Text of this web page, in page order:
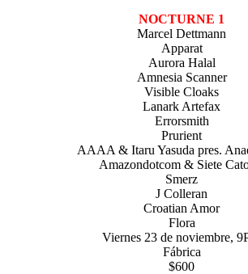
NOCTURNE 1
Marcel Dettmann
Apparat
Aurora Halal
Amnesia Scanner
Visible Cloaks
Lanark Artefax
Errorsmith
Prurient
AAAA & Itaru Yasuda pres.
Amazondotcom & Siete
Smerz
J Colleran
Croatian Amor
Flora
Viernes 23 de noviembre,
Fábrica
$600